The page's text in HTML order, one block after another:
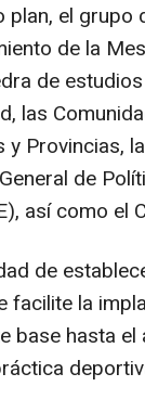
el grupo
de la
de
las
Provincias,
de
así como el
de
facilite la
base hasta